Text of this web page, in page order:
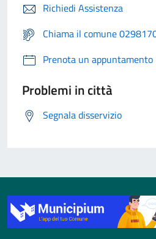
Richiedi Assistenza
Chiama il comune
Prenota un appuntamento
Problemi in città
Segnala disservizio